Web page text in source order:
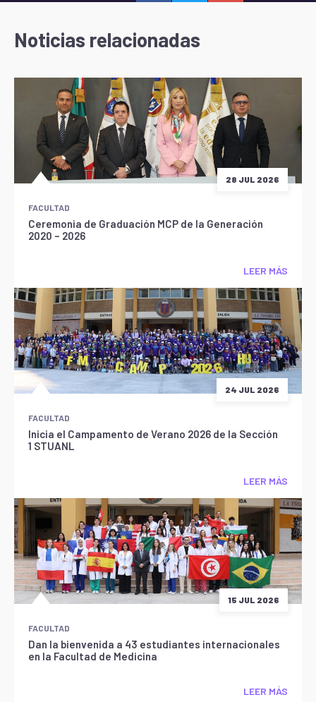
Noticias relacionadas
28 JUL 2026
FACULTAD
Ceremonia de Graduación MCP de la Generación
2020 – 2026
LEER MÁS
24 JUL 2026
FACULTAD
Inicia el Campamento de Verano 2026 de la Sección
1 STUANL
LEER MÁS
15 JUL 2026
FACULTAD
Dan la bienvenida a 43 estudiantes internacionales
en la Facultad de Medicina
LEER MÁS